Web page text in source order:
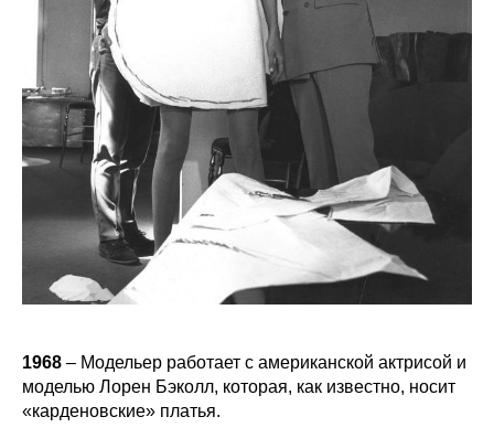
1968 – Модельер работает с американской актрисой и
моделью Лорен Бэколл, которая, как известно, носит
«карденовские» платья.